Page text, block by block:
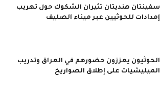
سفينتان هنديتان تثيران الشكوك حول تهريب
إمدادات للحوثيين عبر ميناء الصليف
الحوثيون يعززون حضورهم في العراق وتدريب
الميليشيات على إطلاق الصواريخ